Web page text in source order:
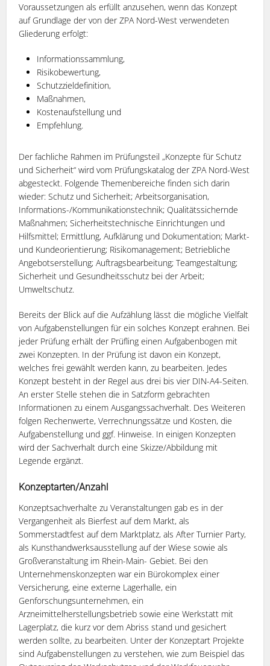
Voraussetzungen als erfüllt anzusehen, wenn das Konzept
auf Grundlage der von der ZPA Nord-West verwendeten
Gliederung erfolgt:
Informationssammlung,
Risikobewertung,
Schutzzieldefinition,
Maßnahmen,
Kostenaufstellung und
Empfehlung.
Der fachliche Rahmen im Prüfungsteil „Konzepte für Schutz
und Sicherheit“ wird vom Prüfungskatalog der ZPA Nord-West
abgesteckt. Folgende Themenbereiche finden sich darin
wieder: Schutz und Sicherheit; Arbeitsorganisation,
Informations-/Kommunikationstechnik; Qualitätssichernde
Maßnahmen; Sicherheitstechnische Einrichtungen und
Hilfsmittel; Ermittlung, Aufklärung und Dokumentation; Markt-
und Kundeorientierung; Risikomanagement; Betriebliche
Angebotserstellung; Auftragsbearbeitung; Teamgestaltung;
Sicherheit und Gesundheitsschutz bei der Arbeit;
Umweltschutz.
Bereits der Blick auf die Aufzählung lässt die mögliche Vielfalt
von Aufgabenstellungen für ein solches Konzept erahnen. Bei
jeder Prüfung erhält der Prüfling einen Aufgabenbogen mit
zwei Konzepten. In der Prüfung ist davon ein Konzept,
welches frei gewählt werden kann, zu bearbeiten. Jedes
Konzept besteht in der Regel aus drei bis vier DIN-A4-Seiten.
An erster Stelle stehen die in Satzform gebrachten
Informationen zu einem Ausgangssachverhalt. Des Weiteren
folgen Rechenwerte, Verrechnungssätze und Kosten, die
Aufgabenstellung und ggf. Hinweise. In einigen Konzepten
wird der Sachverhalt durch eine Skizze/Abbildung mit
Legende ergänzt.
Konzeptarten/Anzahl
Konzeptsachverhalte zu Veranstaltungen gab es in der
Vergangenheit als Bierfest auf dem Markt, als
Sommerstadtfest auf dem Marktplatz, als After Turnier Party,
als Kunsthandwerksausstellung auf der Wiese sowie als
Großveranstaltung im Rhein-Main- Gebiet. Bei den
Unternehmenskonzepten war ein Bürokomplex einer
Versicherung, eine externe Lagerhalle, ein
Genforschungsunternehmen, ein
Arzneimittelherstellungsbetrieb sowie eine Werkstatt mit
Lagerplatz, die kurz vor dem Abriss stand und gesichert
werden sollte, zu bearbeiten. Unter der Konzeptart Projekte
sind Aufgabenstellungen zu verstehen, wie zum Beispiel das